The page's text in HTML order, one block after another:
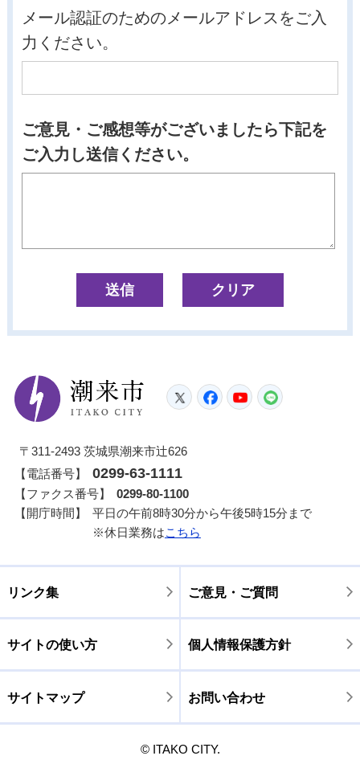
メール認証のためのメールアドレスをご入
力ください。
ご意見・ご感想等がございましたら下記を
ご入力し送信ください。
潮来市
TwitterFacebook
YouTube
〒311-2493 茨城県潮来市辻626
【電話番号】
0299-63-1111
【ファクス番号】
0299-80-1100
【開庁時間】
平日の午前8時30分から午後5時15分まで
※休日業務はこちら
リンク集 ご意見・ご質問
サイトの使い方 個人情報保護方針
サイトマップ お問い合わせ
© ITAKO CITY.